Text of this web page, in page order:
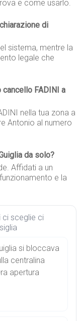
e come usarlo.
di
sistema, mentre la
legale che
FADINI a
nella tua zona a
Antonio al numero
da solo?
Affidati a un
e la
ci sceglie ci
si bloccava
centralina
apertura